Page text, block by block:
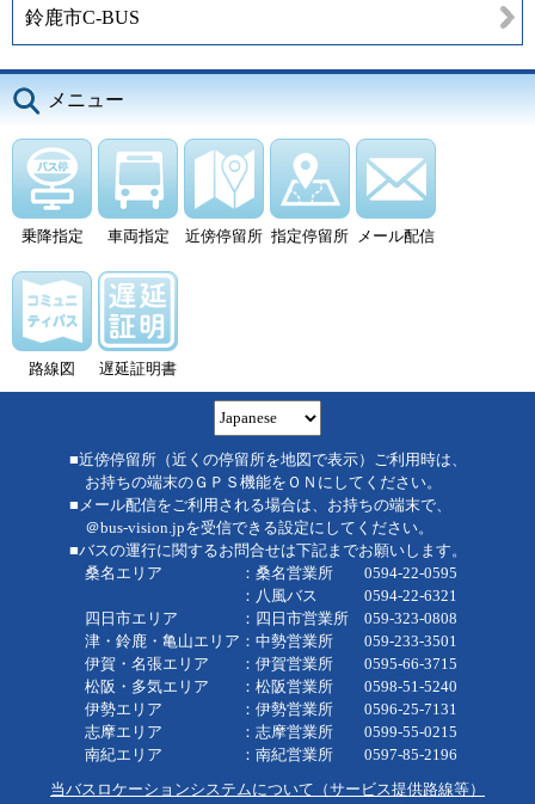
鈴鹿市C-BUS
メニュー
乗降指定 車両指定 近傍停留所 指定停留所 メール配信
路線図 遅延証明書
■近傍停留所（近くの停留所を地図で表示）ご利用時は、
お持ちの端末のＧＰＳ機能をＯＮにしてください。
■メール配信をご利用される場合は、お持ちの端末で、
＠bus-vision.jpを受信できる設定にしてください。
■バスの運行に関するお問合せは下記までお願いします。
桑名エリア ：桑名営業所 0594-22-0595
：八風バス 0594-22-6321
四日市エリア ：四日市営業所 059-323-0808
津・鈴鹿・亀山エリア：中勢営業所 059-233-3501
伊賀・名張エリア ：伊賀営業所 0595-66-3715
松阪・多気エリア ：松阪営業所 0598-51-5240
伊勢エリア ：伊勢営業所 0596-25-7131
志摩エリア ：志摩営業所 0599-55-0215
南紀エリア ：南紀営業所 0597-85-2196
当バスロケーションシステムについて（サービス提供路線等）